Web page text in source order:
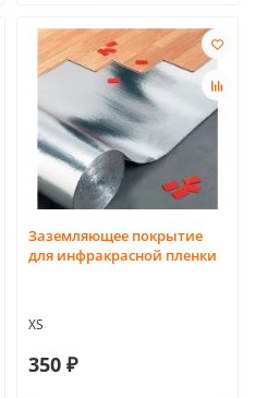
Заземляющее покрытие
для инфракрасной пленки
XS
350 ₽